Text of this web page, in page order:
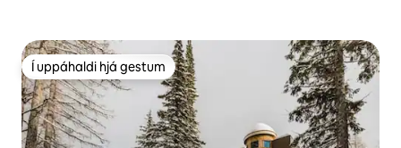
Í uppáhaldi hjá gestum
Í uppáhaldi hjá gestum